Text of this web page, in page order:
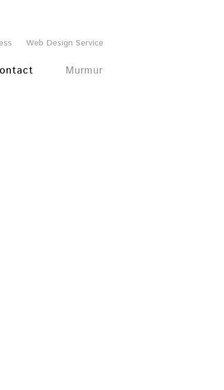
Murmur
Web Design Service